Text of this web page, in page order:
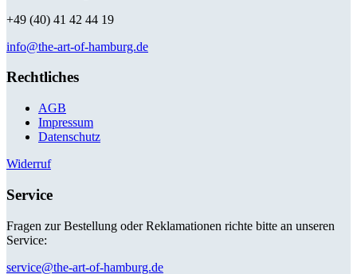
+49 (40) 41 42 44 19
info@the-art-of-hamburg.de
Rechtliches
AGB
Impressum
Datenschutz
Widerruf
Service
Fragen zur Bestellung oder Reklamationen richte bitte an unseren
Service:
service@the-art-of-hamburg.de